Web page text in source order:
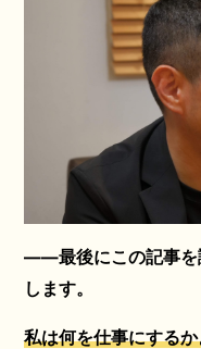
――最後にこの記事を
します。
私は何を仕事にする